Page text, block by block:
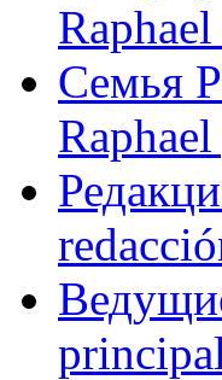
Семья